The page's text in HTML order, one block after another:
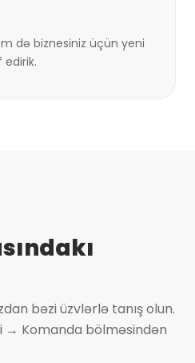
də biznesiniz üçün yeni
bəzi üzvlərlə tanış olun.
→ Komanda bölməsindən